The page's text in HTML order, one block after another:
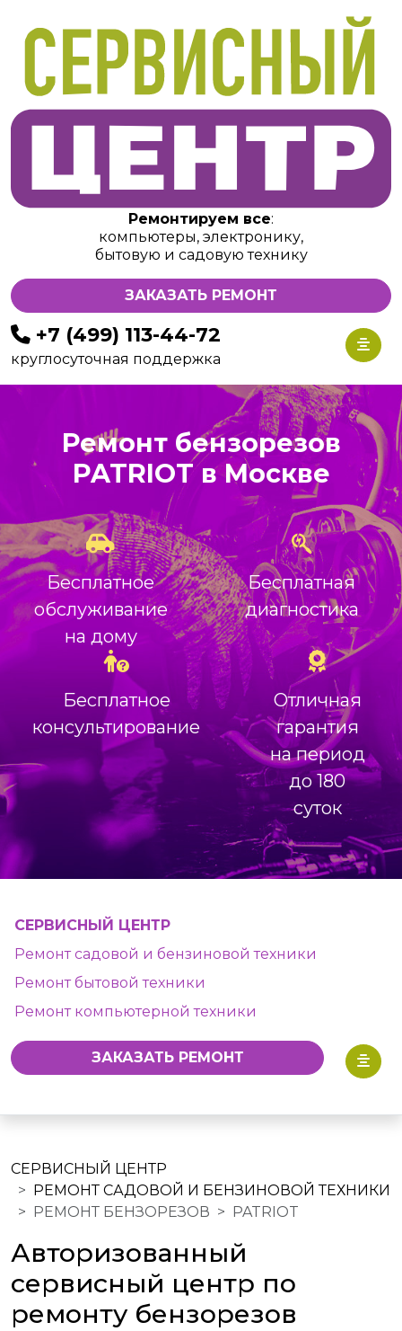
Ремонтируем все:
компьютеры, электронику,
бытовую и садовую технику
ЗАКАЗАТЬ РЕМОНТ
+7 (499) 113-44-72
круглосуточная поддержка
Ремонт бензорезов
PATRIOT в Москве
Бесплатное
обслуживание
на дому
Бесплатная
диагностика
Бесплатное
консультирование
Отличная
гарантия
на период
до 180
суток
СЕРВИСНЫЙ ЦЕНТР
Ремонт садовой и бензиновой техники
Ремонт бытовой техники
Ремонт компьютерной техники
ЗАКАЗАТЬ РЕМОНТ
СЕРВИСНЫЙ ЦЕНТР
РЕМОНТ САДОВОЙ И БЕНЗИНОВОЙ ТЕХНИКИ
РЕМОНТ БЕНЗОРЕЗОВ
PATRIOT
Авторизованный
сервисный центр по
ремонту бензорезов